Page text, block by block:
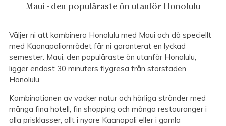
Maui - den populäraste ön utanför Honolulu
Väljer ni att kombinera Honolulu med Maui och då speciellt
med Kaanapaliområdet får ni garanterat en lyckad
semester. Maui, den populäraste ön utanför Honolulu,
ligger endast 30 minuters flygresa från storstaden
Honolulu.
Kombinationen av vacker natur och härliga stränder med
många fina hotell, fin shopping och många restauranger i
alla prisklasser, allt i nyare Kaanapali eller i gamla